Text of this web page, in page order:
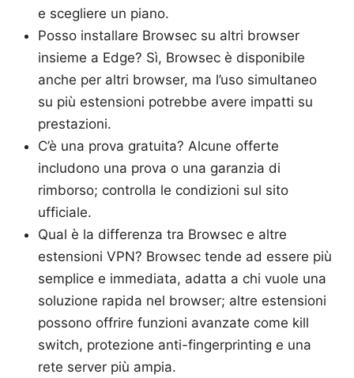
e scegliere un piano.
Posso installare Browsec su altri browser
insieme a Edge? Sì, Browsec è disponibile
anche per altri browser, ma l’uso simultaneo
su più estensioni potrebbe avere impatti su
prestazioni.
C’è una prova gratuita? Alcune offerte
includono una prova o una garanzia di
rimborso; controlla le condizioni sul sito
ufficiale.
Qual è la differenza tra Browsec e altre
estensioni VPN? Browsec tende ad essere più
semplice e immediata, adatta a chi vuole una
soluzione rapida nel browser; altre estensioni
possono offrire funzioni avanzate come kill
switch, protezione anti-fingerprinting e una
rete server più ampia.